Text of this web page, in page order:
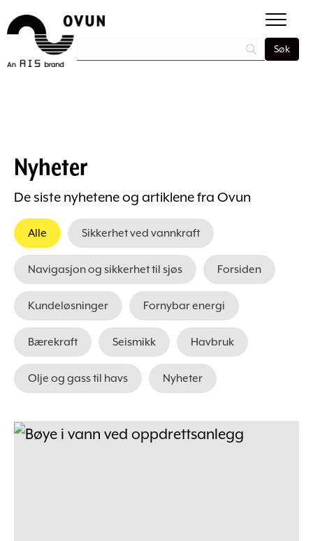
Nyheter
De siste nyhetene og artiklene fra Ovun
Alle Sikkerhet ved vannkraft
Navigasjon og sikkerhet til sjøs Forsiden
Kundeløsninger Fornybar energi
Bærekraft Seismikk Havbruk
Olje og gass til havs Nyheter